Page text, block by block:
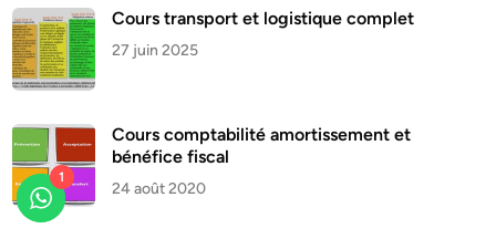
Cours transport et logistique complet
27 juin 2025
Cours comptabilité amortissement et
bénéfice fiscal
24 août 2020
1